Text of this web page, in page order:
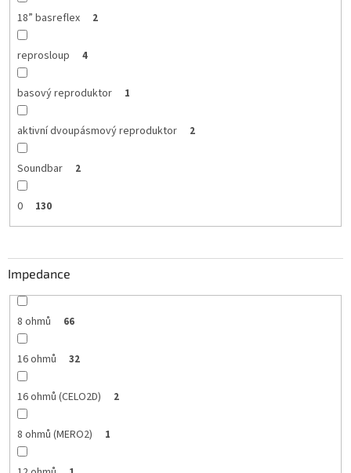
18” basreflex 2
reprosloup 4
basový reproduktor 1
aktivní dvoupásmový reproduktor 2
Soundbar 2
0 130
Impedance
8 ohmů 66
16 ohmů 32
16 ohmů (CELO2D) 2
8 ohmů (MERO2) 1